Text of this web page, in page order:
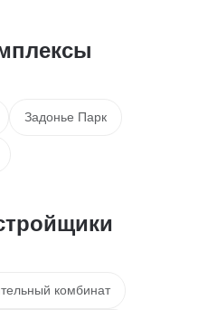
Задонье Парк
комбинат